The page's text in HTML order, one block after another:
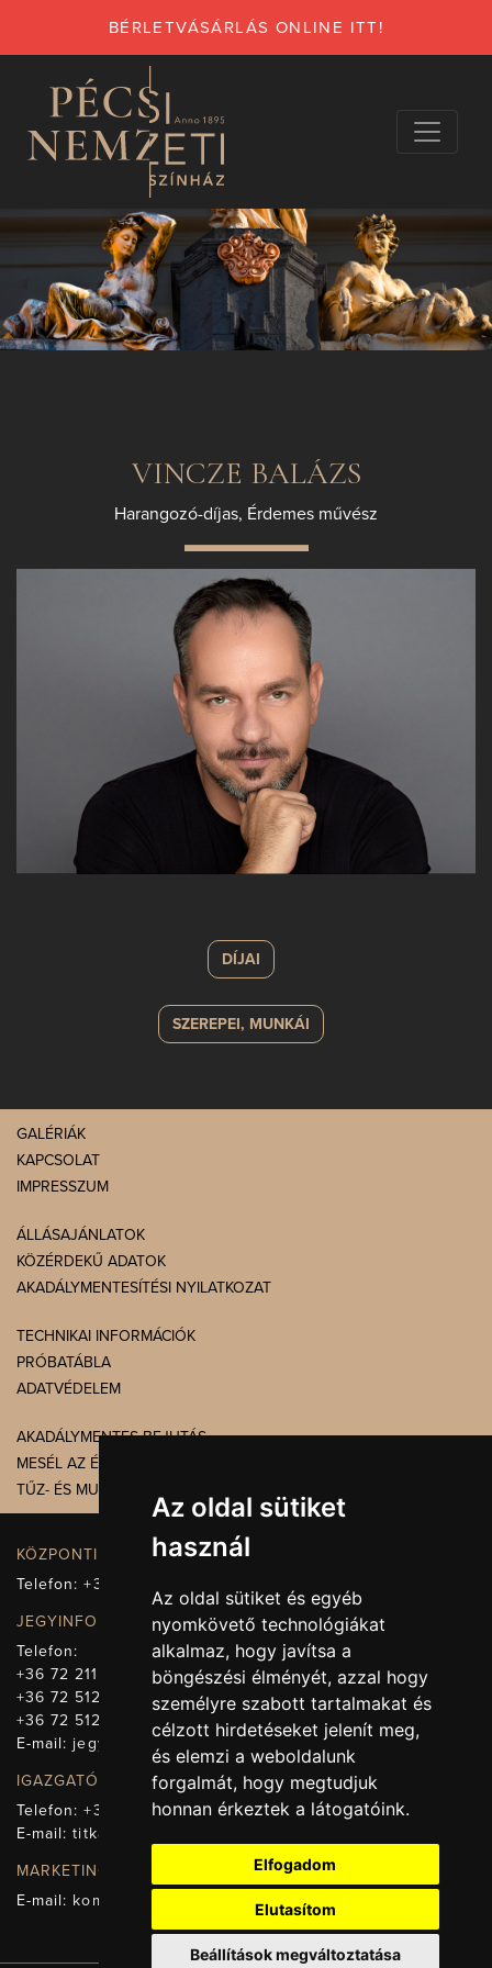
Az oldal sütiket
használ
Az oldal sütiket és egyéb
nyomkövető technológiákat
alkalmaz, hogy javítsa a
böngészési élményét, azzal hogy
személyre szabott tartalmakat és
célzott hirdetéseket jelenít meg,
és elemzi a weboldalunk
forgalmát, hogy megtudjuk
honnan érkeztek a látogatóink.
Elfogadom
Elutasítom
Beállítások megváltoztatása
BÉRLETVÁSÁRLÁS ONLINE ITT!
VINCZE BALÁZS
Harangozó-díjas, Érdemes művész
DÍJAI
SZEREPEI, MUNKÁI
GALÉRIÁK
KAPCSOLAT
IMPRESSZUM
ÁLLÁSAJÁNLATOK
KÖZÉRDEKŰ ADATOK
AKADÁLYMENTESÍTÉSI NYILATKOZAT
TECHNIKAI INFORMÁCIÓK
PRÓBATÁBLA
ADATVÉDELEM
AKADÁLYMENTES BEJUTÁS
MESÉL AZ ÉPÜLET
TŰZ- ÉS MUNKAVÉDELEM
KÖZPONTI ELÉRHETŐSÉG, TELEFONKÖZPONT
Telefon:+36 72 512-660
JEGYINFORMÁCIÓ
Telefon:
+36 72 211-965
+36 72 512-669
+36 72 512-675
E-mail: jegy@pnsz.hu
IGAZGATÓSÁG, TITKÁRSÁG
Telefon:+36 72 512-671
E-mail:titkarsag@pnsz.hu
MARKETING, SAJTÓ, KOMMUNIKÁCIÓ
E-mail: kommunikacio@pnsz.hu